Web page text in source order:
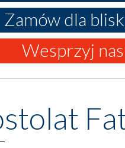
Zamów dla
Wesprzyj